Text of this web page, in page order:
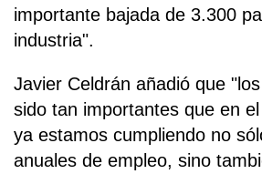
importante bajada de 3.300
industria".
Javier Celdrán añadió que
sido tan importantes que en
ya estamos cumpliendo no
anuales de empleo, sino